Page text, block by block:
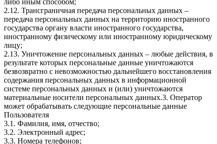
2.12. Трансграничная передача персональных данных –
передача персональных данных на территорию иностранного
государства органу власти иностранного государства,
иностранному физическому или иностранному юридическому
лицу;
2.13. Уничтожение персональных данных – любые действия, в
результате которых персональные данные уничтожаются
безвозвратно с невозможностью дальнейшего восстановления
содержания персональных данных в информационной
системе персональных данных и (или) уничтожаются
материальные носители персональных данных.3. Оператор
может обрабатывать следующие персональные данные
Пользователя
3.1. Фамилия, имя, отчество;
3.2. Электронный адрес;
3.3. Номера телефонов;